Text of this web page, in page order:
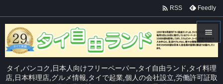
タイ,バンコク,日本人向けフリーペーパー,タイ自由ランド,タイ料理
店,日本料理店,グルメ情報,タイで起業,個人の会社設立,労働許可証取

メニュ

 RSS Feedly